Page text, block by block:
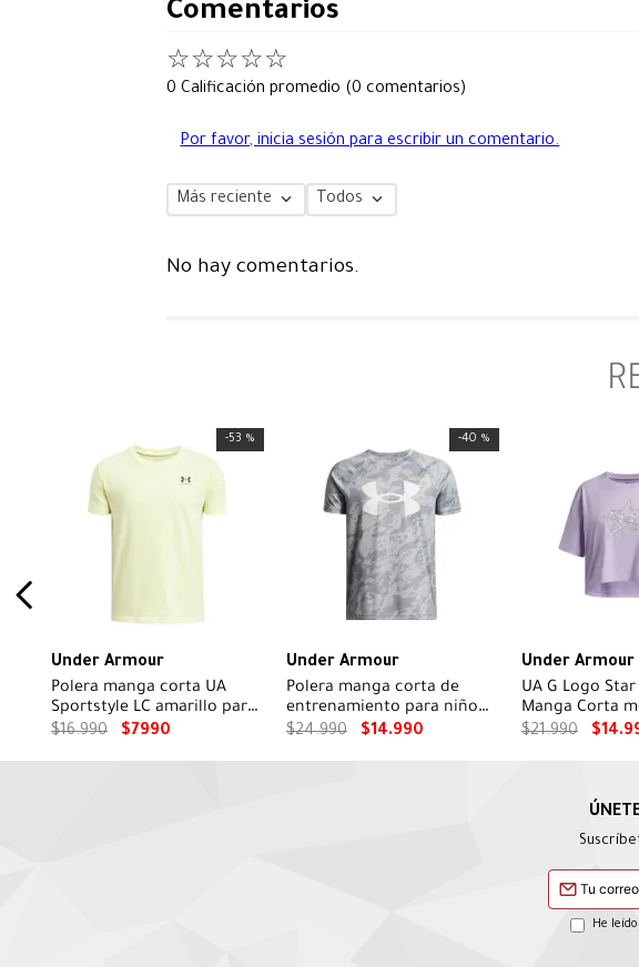
Comentarios
☆☆☆☆☆
0 Calificación promedio (0 comentarios)
Por favor, inicia sesión para escribir un comentario.
Más reciente Todos
No hay comentarios.
-53 %
Under Armour
Polera manga corta UA
Sportstyle LC amarillo para
niño
$16.990 $7990
-40 %
Under Armour
Polera manga corta de
entrenamiento para niño
Tech Big Logo Printed Gris
$24.990 $14.990
Under Armour
UA G Logo Star
Manga Corta
niña
$21.990 $14.
He